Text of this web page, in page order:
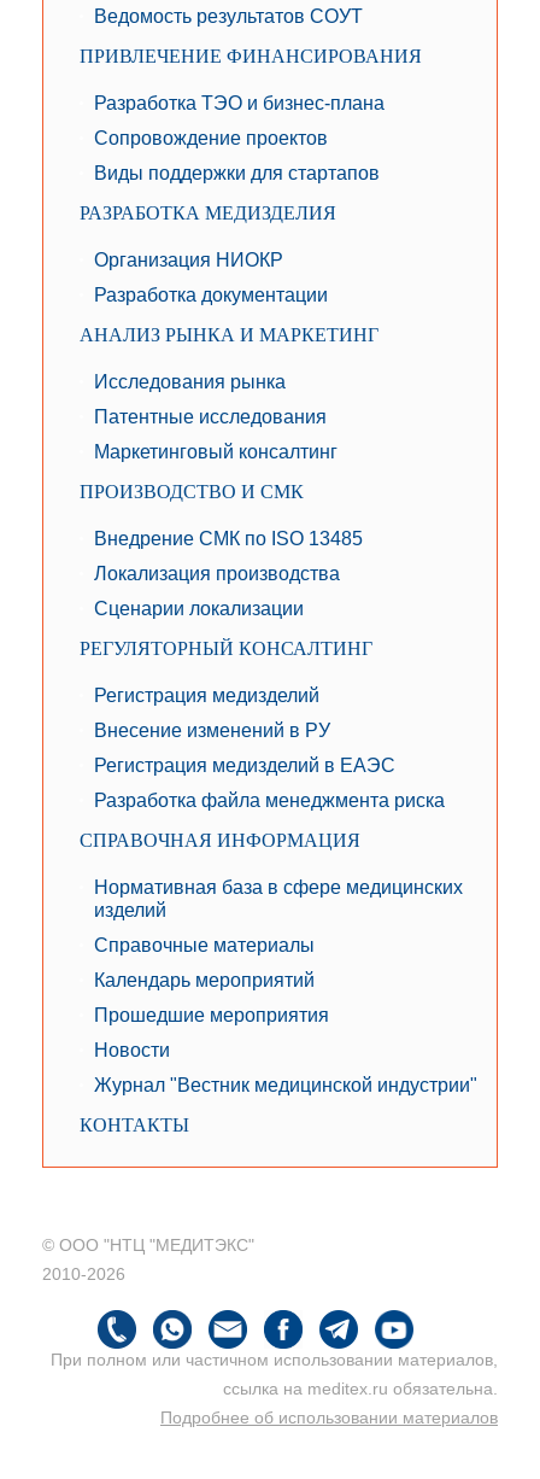
Ведомость результатов СОУТ
ПРИВЛЕЧЕНИЕ ФИНАНСИРОВАНИЯ
Разработка ТЭО и бизнес-плана
Сопровождение проектов
Виды поддержки для стартапов
РАЗРАБОТКА МЕДИЗДЕЛИЯ
Организация НИОКР
Разработка документации
АНАЛИЗ РЫНКА И МАРКЕТИНГ
Исследования рынка
Патентные исследования
Маркетинговый консалтинг
ПРОИЗВОДСТВО И СМК
Внедрение СМК по ISO 13485
Локализация производства
Сценарии локализации
РЕГУЛЯТОРНЫЙ КОНСАЛТИНГ
Регистрация медизделий
Внесение изменений в РУ
Регистрация медизделий в ЕАЭС
Разработка файла менеджмента риска
СПРАВОЧНАЯ ИНФОРМАЦИЯ
Нормативная база в сфере медицинских
изделий
Справочные материалы
Календарь мероприятий
Прошедшие мероприятия
Новости
Журнал "Вестник медицинской индустрии"
КОНТАКТЫ
© ООО "НТЦ "МЕДИТЭКС"
2010-2026
При полном или частичном использовании материалов,
ссылка на meditex.ru обязательна.
Подробнее об использовании материалов